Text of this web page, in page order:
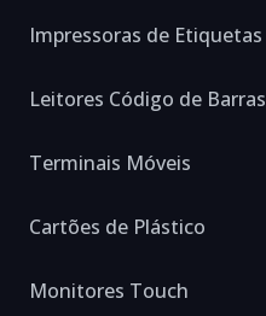
Impressoras de Etiquetas
Leitores Código de Barras
Terminais Móveis
Cartões de Plástico
Monitores Touch